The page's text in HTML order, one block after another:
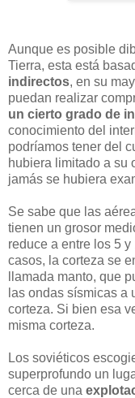
Aunque es posible
Tierra, esta está
indirectos, en su
puedan realizar
un cierto grado de
conocimiento del
podríamos tener del
hubiera limitado a su
jamás se hubiera
Se sabe que las
tienen un grosor
reduce a entre los 5
casos, la corteza se
llamada manto, que
las ondas sísmicas a
corteza. Si bien esa
misma corteza.
Los soviéticos
superprofundo un
cerca de una